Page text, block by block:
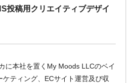
ス
投稿用クリエイティブデザイ
に本社を置くMy Moods LLCのベイ
ティング、ECサイト運営及び収